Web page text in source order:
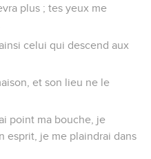
plus ; tes yeux me
celui qui descend aux
et son lieu ne le
point ma bouche, je
esprit, je me plaindrai dans